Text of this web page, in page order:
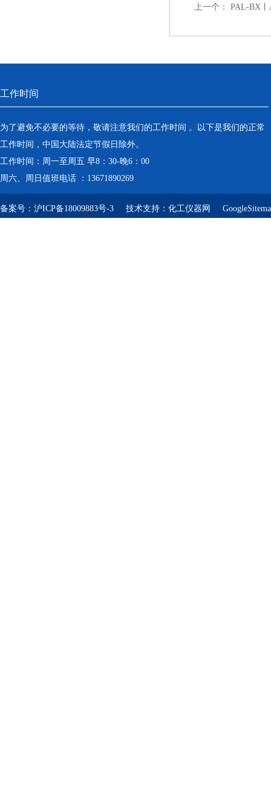
上一个： PAL-BX丨
工作时间
为了避免不必要的等待，敬请注意我们的工作时间 。以下是我们的正常
工作时间，中国大陆法定节假日除外。
工作时间：周一至周五 早8：30-晚6：00
周六、周日值班电话 ：13671890269
备案号： 沪ICP备18009883号-3 技术支持： 化工仪器网